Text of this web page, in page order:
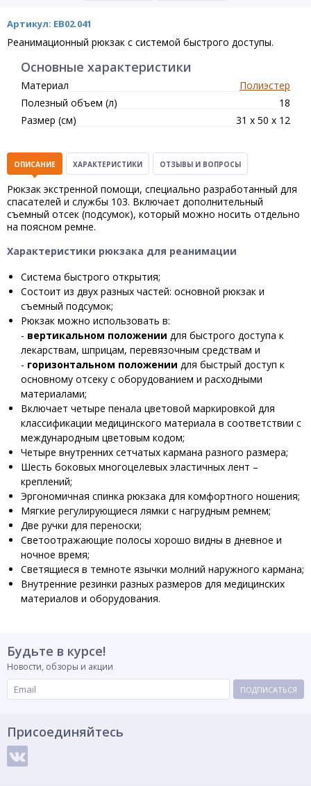
Артикул: EB02.041
Реанимационный рюкзак с системой быстрого доступы.
Основные характеристики
Материал
Полиэстер
Полезный объем (л)
18
Размер (см)
31 х 50 х 12
ОПИСАНИЕ ХАРАКТЕРИСТИКИ ОТЗЫВЫ И ВОПРОСЫ
Рюкзак экстренной помощи, специально разработанный для
спасателей и службы 103. Включает дополнительный
съемный отсек (подсумок), который можно носить отдельно
на поясном ремне.
Характеристики рюкзака для реанимации
Система быстрого открытия;
Состоит из двух разных частей: основной рюкзак и
съемный подсумок;
Рюкзак можно использовать в:
- вертикальном положении для быстрого доступа к
лекарствам, шприцам, перевязочным средствам и
- горизонтальном положении для быстрый доступ к
основному отсеку с оборудованием и расходными
материалами;
Включает четыре пенала цветовой маркировкой для
классификации медицинского материала в соответствии с
международным цветовым кодом;
Четыре внутренних сетчатых кармана разного размера;
Шесть боковых многоцелевых эластичных лент –
креплений;
Эргономичная спинка рюкзака для комфортного ношения;
Мягкие регулирующиеся лямки с нагрудным ремнем;
Две ручки для переноски;
Светоотражающие полосы хорошо видны в дневное и
ночное время;
Светящиеся в темноте язычки молний наружного кармана;
Внутренние резинки разных размеров для медицинских
материалов и оборудования.
Будьте в курсе!
Новости, обзоры и акции
ПОДПИСАТЬСЯ
Присоединяйтесь